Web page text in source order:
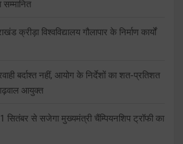
सम्मानित
क्रीड़ा विश्वविद्यालय गौलापार के निर्माण कार्यों
बर्दाश्त नहीं, आयोग के निर्देशों का शत-प्रतिशत
आयुक्त
से सजेगा मुख्यमंत्री चैंम्पियनशिप ट्रॉफी का